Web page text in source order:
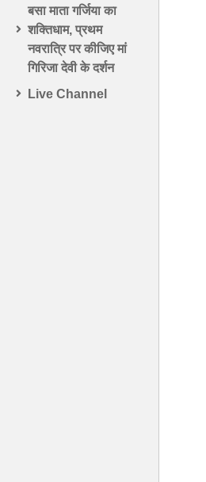
बसा माता गर्जिया का
शक्तिधाम, प्रथम
नवरात्रि पर कीजिए मां
गिरिजा देवी के दर्शन
Live Channel